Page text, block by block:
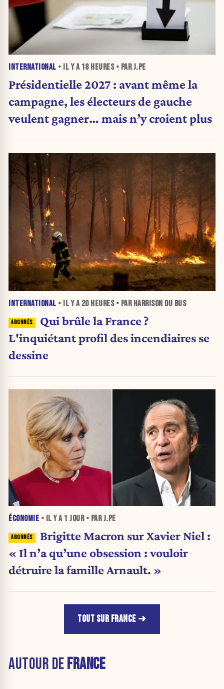
INTERNATIONAL • IL Y A 18 HEURES• PAR J.PE
Présidentielle 2027 : avant même la
campagne, les électeurs de gauche
veulent gagner… mais n’y croient plus
INTERNATIONAL • IL Y A 20 HEURES• PAR HARRISON DU BUS
Qui brûle la France ?
L'inquiétant profil des incendiaires se
dessine
ÉCONOMIE • IL Y A 1 JOUR• PAR J.PE
Brigitte Macron sur Xavier Niel :
« Il n’a qu’une obsession : vouloir
détruire la famille Arnault. »
TOUT SUR FRANCE
AUTOUR DEFRANCE